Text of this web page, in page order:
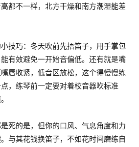
都不一样，北方干燥和南方潮湿能差
技巧：冬天吹前先捂笛子，用手掌包
有效避免一开始音偏低。还有就是嘴
唇收紧，低音区放松，这个得慢慢练
，练琴前一定要对着校音器吹标准
死的是，但你的口风、气息角度和力
与其花钱换笛子，不如花时间磨练自